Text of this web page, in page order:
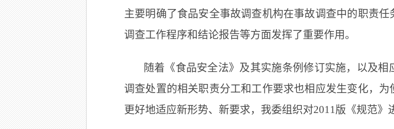
主要明确了食品安全事故调查机构在事故调查中的职责
调查工作程序和结论报告等方面发挥了重要作用。
随着《食品安全法》及其实施条例修订实施，以及
调查处置的相关职责分工和工作要求也相应发生变化，
更好地适应新形势、新要求，我委组织对2011版《规范》